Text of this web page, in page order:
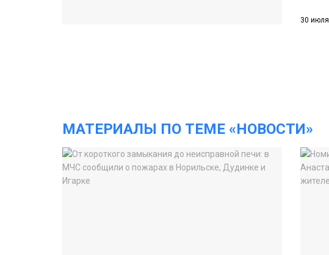
30 июля
МАТЕРИАЛЫ ПО ТЕМЕ «НОВОСТИ»